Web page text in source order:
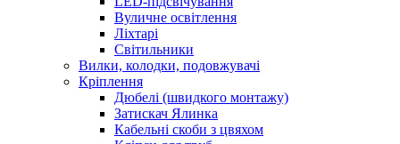
Вуличне освітлення
Ліхтарі
Світильники
Вилки, колодки, подовжувачі
Кріплення
Дюбелі (швидкого монтажу)
Затискач Ялинка
Кабельні скоби з цвяхом